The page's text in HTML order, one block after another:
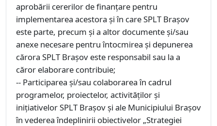
aprobării cererilor de finanțare pentru
implementarea acestora și în care SPLT Brașov
este parte, precum și a altor documente și/sau
anexe necesare pentru întocmirea și depunerea
cărora SPLT Brașov este responsabil sau la a
căror elaborare contribuie;
-- Participarea și/sau colaborarea în cadrul
programelor, proiectelor, activităților și
inițiativelor SPLT Brașov și ale Municipiului Brașov
în vederea îndeplinirii obiectivelor „Strategiei